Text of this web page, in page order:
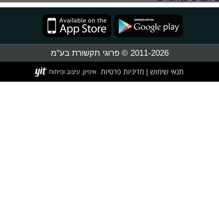
2011-2026 © פרוגי תקשורת בע"מ
תנאי שימוש מדיניות פרטיות